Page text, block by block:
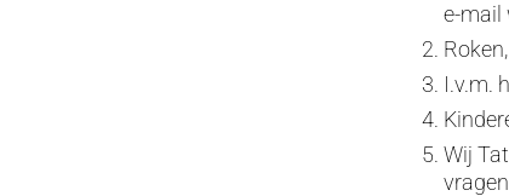
e-mail
I.v.m.
Wij